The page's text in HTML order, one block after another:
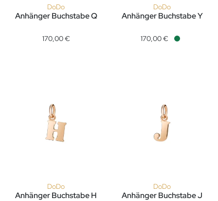
DoDo
Anhänger Buchstabe Q
170,00 €
DoDo
Anhänger Buchstabe Y
170,00 €
DoDo
Anhänger Buchstabe H
DoDo
Anhänger Buchstabe J